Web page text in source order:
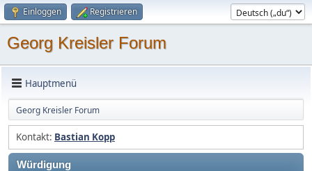
Einloggen Registrieren
Georg Kreisler Forum
Hauptmenü
Georg Kreisler Forum
Kontakt: Bastian Kopp
Würdigung